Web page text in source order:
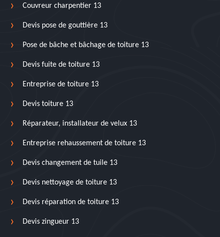
Couvreur charpentier 13
Devis pose de gouttière 13
Pose de bâche et bâchage de toiture 13
Devis fuite de toiture 13
Entreprise de toiture 13
Devis toiture 13
Réparateur, installateur de velux 13
Entreprise rehaussement de toiture 13
Devis changement de tuile 13
Devis nettoyage de toiture 13
Devis réparation de toiture 13
Devis zingueur 13